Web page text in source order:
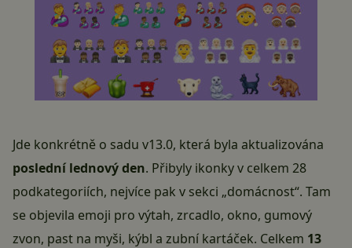
Jde konkrétně o sadu v13.0, která byla aktualizována
poslední lednový den. Přibyly ikonky v celkem 28
podkategoriích, nejvíce pak v sekci „domácnost“. Tam
se objevila emoji pro výtah, zrcadlo, okno, gumový
zvon, past na myši, kýbl a zubní kartáček. Celkem 13